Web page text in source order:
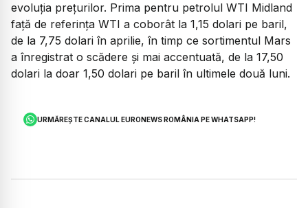
evoluția prețurilor. Prima pentru petrolul WTI Midland
față de referința WTI a coborât la 1,15 dolari pe baril,
de la 7,75 dolari în aprilie, în timp ce sortimentul Mars
a înregistrat o scădere și mai accentuată, de la 17,50
dolari la doar 1,50 dolari pe baril în ultimele două luni.
URMĂREȘTE CANALUL EURONEWS ROMÂNIA PE WHATSAPP!